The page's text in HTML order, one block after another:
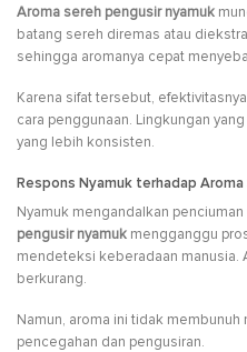
Aroma sereh pengusir nyamuk
batang sereh diremas atau
sehingga aromanya cepat
Karena sifat tersebut,
cara penggunaan. Lingkungan
yang lebih konsisten.
Respons Nyamuk terhadap Aroma
Nyamuk mengandalkan
pengusir nyamuk mengganggu
mendeteksi keberadaan manusia.
berkurang.
Namun, aroma ini tidak
pencegahan dan pengusiran.